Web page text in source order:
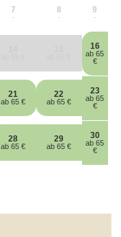
7
-
8
-
9
-
16
ab 65
€
21
ab 65 €
22
ab 65 €
23
ab 65
€
28
ab 65 €
29
ab 65 €
30
ab 65
€